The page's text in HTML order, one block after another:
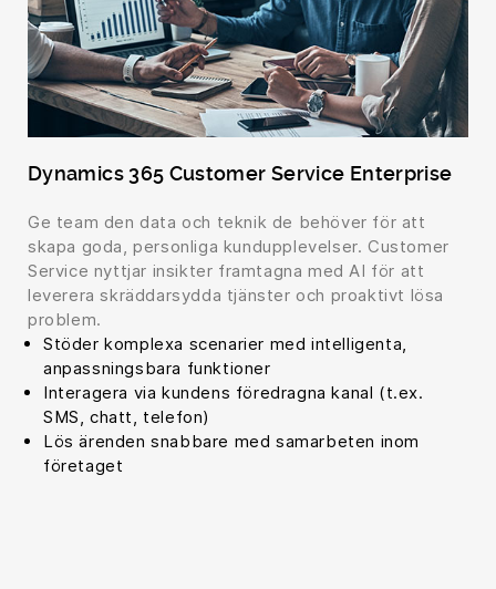
Dynamics 365 Customer Service Enterprise
Ge team den data och teknik de behöver för att
skapa goda, personliga kundupplevelser. Customer
Service nyttjar insikter framtagna med AI för att
leverera skräddarsydda tjänster och proaktivt lösa
problem.
Stöder komplexa scenarier med intelligenta,
anpassningsbara funktioner
Interagera via kundens föredragna kanal (t.ex.
SMS, chatt, telefon)
Lös ärenden snabbare med samarbeten inom
företaget